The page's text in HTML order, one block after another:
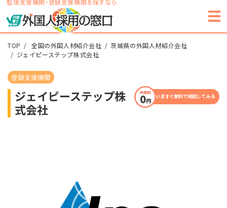
監理支援機関・登録支援機関を探すなら
TOP 全国の外国人材紹介会社
茨城県の外国人材紹介会社
ジェイピーステップ株式会社
登録支援機関
ジェイピーステップ株
式会社
いますぐ無料で相談してみる